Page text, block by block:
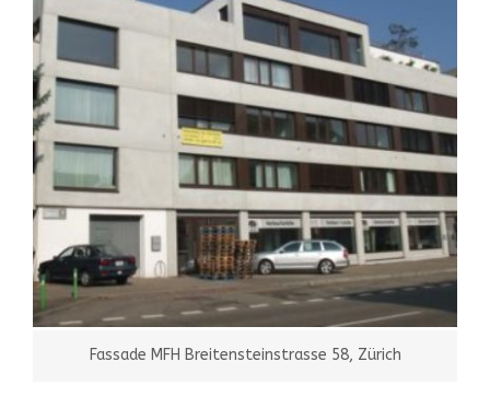
Fassade MFH Breitensteinstrasse 58, Zürich